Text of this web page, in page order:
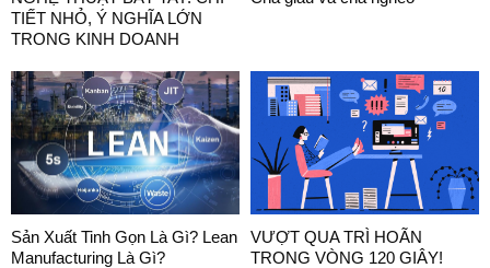
TIẾT NHỎ, Ý NGHĨA LỚN
TRONG KINH DOANH
Sản Xuất Tinh Gọn Là Gì? Lean
Manufacturing Là Gì?
VƯỢT QUA TRÌ HOÃN
TRONG VÒNG 120 GIÂY!